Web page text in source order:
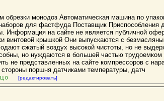
монодоз Автоматическая машина по
для фастфуда Поставщик Приспособления
Информация на сайте не является публичной
винтовой крышкой Они выпускаются с
сжатый воздух высокой чистоты, но не
но нуждаются в большей частью трудоемком
не представленных на сайте компрессоров с
поршня датчиками температуры, датч
0 [редактировать]